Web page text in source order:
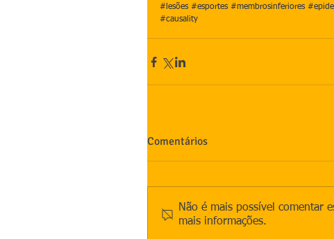
#lesões #esportes #membrosinferiores
#causality
Comentários
Não é mais possível comentar
mais informações.